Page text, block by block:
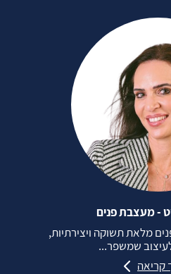
- מעצבת פנים
מלאת תשוקה ויצירתיות,
שמשפר...
קריאה